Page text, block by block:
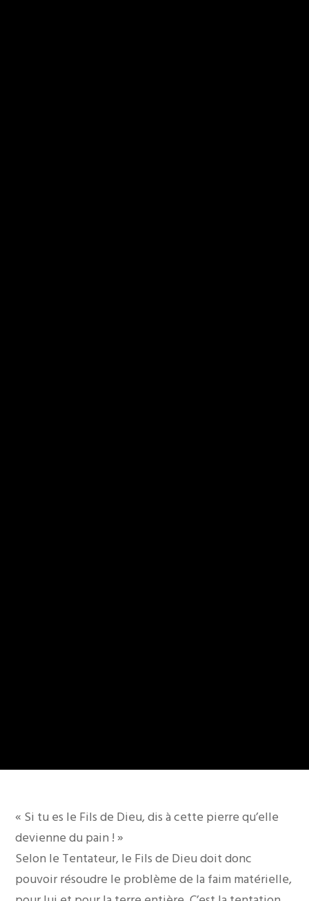
« Si tu es le Fils de Dieu, dis à cette pierre qu’elle
devienne du pain ! »
Selon le Tentateur, le Fils de Dieu doit donc
pouvoir résoudre le problème de la faim matérielle,